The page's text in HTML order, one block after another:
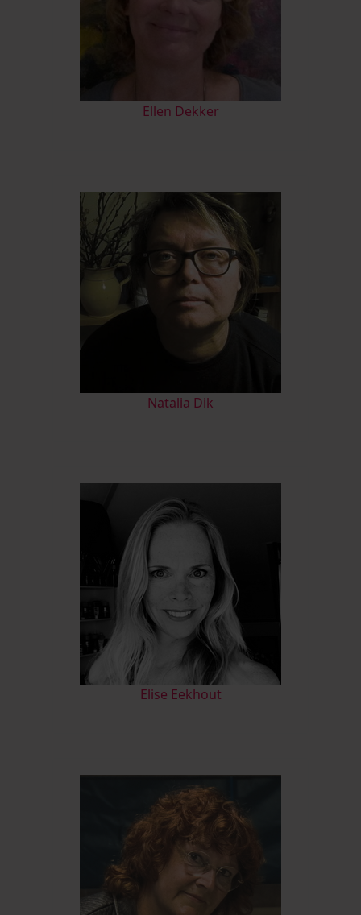
Ellen Dekker
Natalia Dik
Elise Eekhout